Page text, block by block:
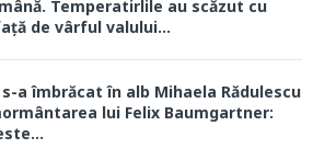
Temperatirlile au scăzut cu
de vârful valului...
s-a îmbrăcat în alb Mihaela Rădulescu
lui Felix Baumgartner: